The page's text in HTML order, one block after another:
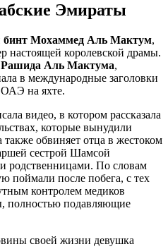
Эмираты
Мохаммед Аль Мактум,
настоящей королевской драмы.
Аль Мактума,
в международные заголовки
ОАЭ на яхте.
видео, в котором рассказала
которые вынудили
также обвиняет отца в жестоком
сестрой Шамсой
родственницами. По словам
поймали после побега, с тех
контролем медиков
полностью подавляющие
своей жизни девушка